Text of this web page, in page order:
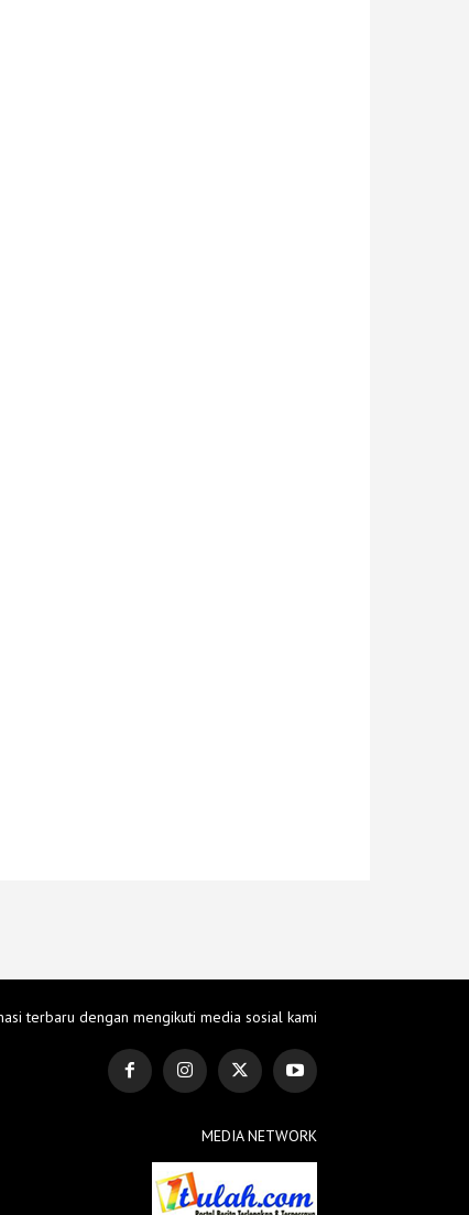
terbaru dengan mengikuti media sosial kami
MEDIA NETWORK